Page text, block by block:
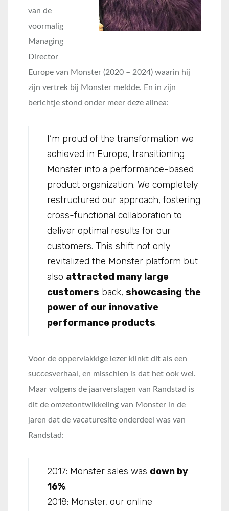
van de
voormalig
Managing
Director
Europe van Monster (2020 – 2024) waarin hij
zijn vertrek bij Monster meldde. En in zijn
berichtje stond onder meer deze alinea:
I’m proud of the transformation we
achieved in Europe, transitioning
Monster into a performance-based
product organization. We completely
restructured our approach, fostering
cross-functional collaboration to
deliver optimal results for our
customers. This shift not only
revitalized the Monster platform but
also attracted many large
customers back, showcasing the
power of our innovative
performance products.
Voor de oppervlakkige lezer klinkt dit als een
succesverhaal, en misschien is dat het ook wel.
Maar volgens de jaarverslagen van Randstad is
dit de omzetontwikkeling van Monster in de
jaren dat de vacaturesite onderdeel was van
Randstad:
2017: Monster sales was down by
16%.
2018: Monster, our online